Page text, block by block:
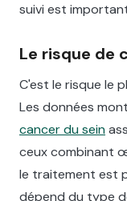
suivi est
Le risque de
C'est le risque le
Les données
cancer du sein
ceux combinant
le traitement est
dépend du type